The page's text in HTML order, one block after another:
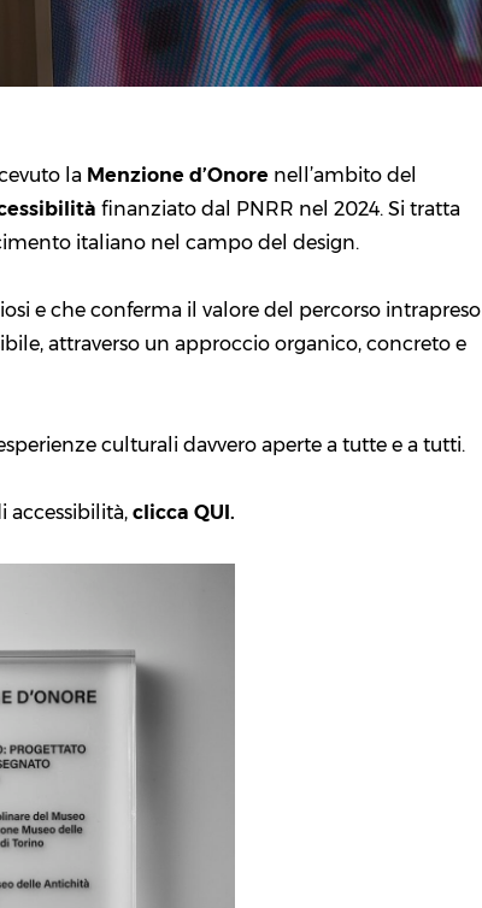
la Menzione d’Onore nell’ambito del
finanziato dal PNRR nel 2024. Si tratta
italiano nel campo del design.
e che conferma il valore del percorso intrapreso
attraverso un approccio organico, concreto e
culturali davvero aperte a tutte e a tutti.
accessibilità, clicca QUI.